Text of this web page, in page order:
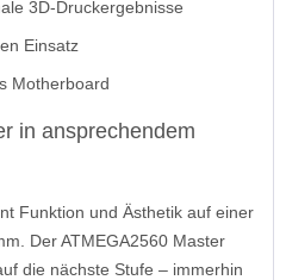
3D-Druckergebnisse
Einsatz
Motherboard
in ansprechendem
Funktion und Ästhetik auf einer
Der ATMEGA2560 Master
die nächste Stufe – immerhin